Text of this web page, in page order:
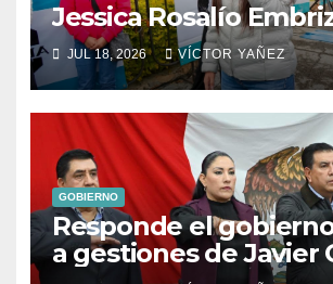
Jessica Rosalío
impulsa el deporte y
turismo en Ixtapan
JUL 18, 2026 VÍCTOR YAÑEZ
GOBIERNO
Responde el
a gestiones de Javier